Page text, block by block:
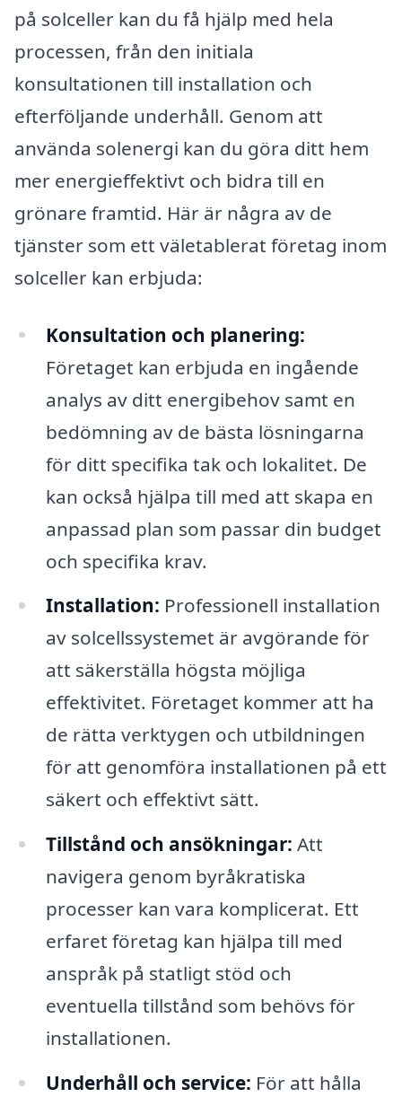
på solceller kan du få hjälp med hela
processen, från den initiala
konsultationen till installation och
efterföljande underhåll. Genom att
använda solenergi kan du göra ditt hem
mer energieffektivt och bidra till en
grönare framtid. Här är några av de
tjänster som ett väletablerat företag inom
solceller kan erbjuda:
Konsultation och planering:
Företaget kan erbjuda en ingående
analys av ditt energibehov samt en
bedömning av de bästa lösningarna
för ditt specifika tak och lokalitet. De
kan också hjälpa till med att skapa en
anpassad plan som passar din budget
och specifika krav.
Installation: Professionell installation
av solcellssystemet är avgörande för
att säkerställa högsta möjliga
effektivitet. Företaget kommer att ha
de rätta verktygen och utbildningen
för att genomföra installationen på ett
säkert och effektivt sätt.
Tillstånd och ansökningar: Att
navigera genom byråkratiska
processer kan vara komplicerat. Ett
erfaret företag kan hjälpa till med
anspråk på statligt stöd och
eventuella tillstånd som behövs för
installationen.
Underhåll och service: För att hålla